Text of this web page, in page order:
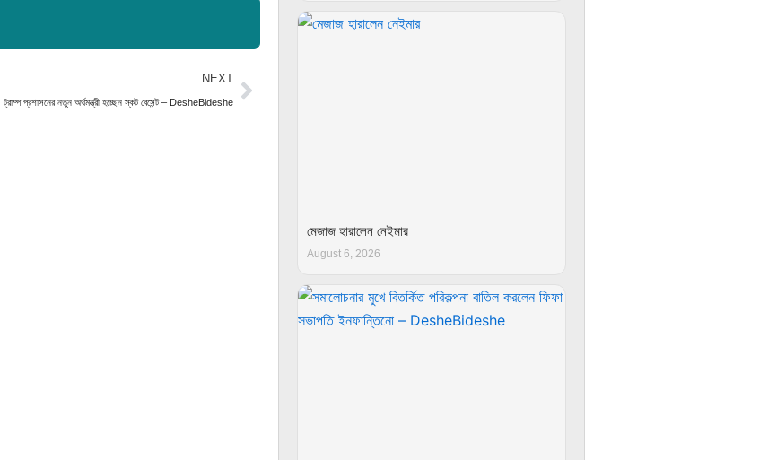
NEXT
ট্রাম্প প্রশাসনের নতুন অর্থমন্ত্রী হচ্ছেন স্কট বেসেন্ট – DesheBideshe
Next
মেজাজ হারালেন নেইমার
August 6, 2026